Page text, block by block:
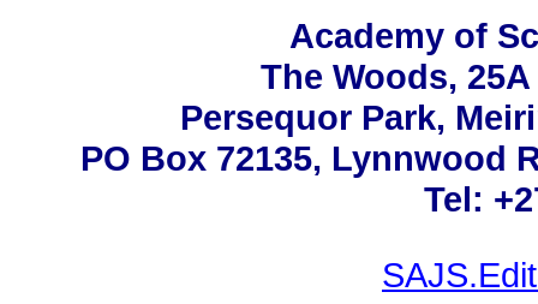
Academy of
The Woods,
Persequor Park,
PO Box 72135, Lynnwood
Tel: